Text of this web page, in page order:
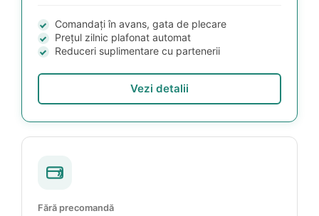
Comandați în avans, gata de plecare
Prețul zilnic plafonat automat
Reduceri suplimentare cu partenerii
Vezi detalii
Fără precomandă